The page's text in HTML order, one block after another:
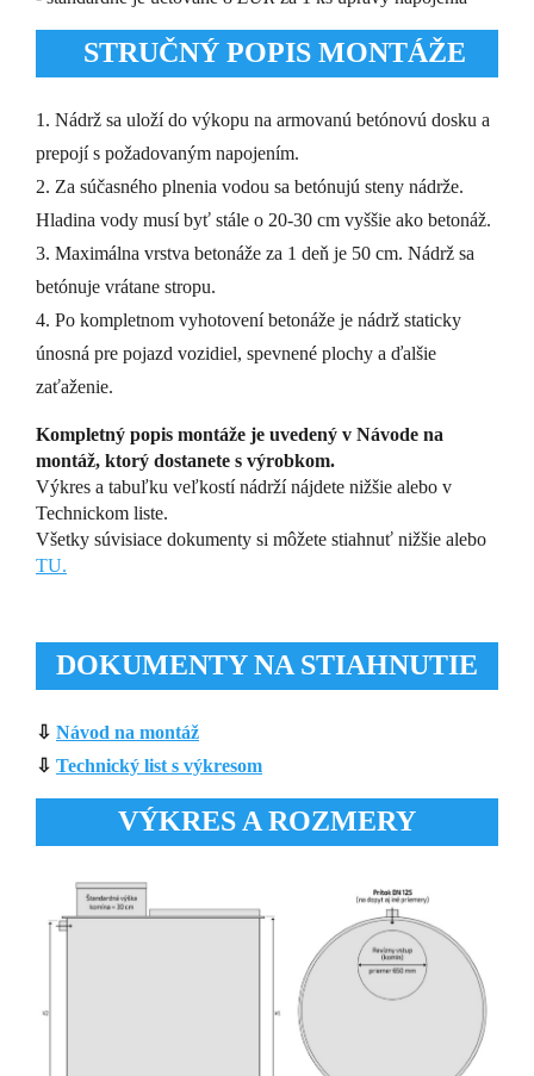
STRUČNÝ POPIS MONTÁŽE
1. Nádrž sa uloží do výkopu na armovanú betónovú dosku a
prepojí s požadovaným napojením.
2. Za súčasného plnenia vodou sa betónujú steny nádrže.
Hladina vody musí byť stále o 20-30 cm vyššie ako betonáž.
3. Maximálna vrstva betonáže za 1 deň je 50 cm. Nádrž sa
betónuje vrátane stropu.
4. Po kompletnom vyhotovení betonáže je nádrž staticky
únosná pre pojazd vozidiel, spevnené plochy a ďalšie
zaťaženie.
Kompletný popis montáže je uvedený v Návode na
montáž, ktorý dostanete s výrobkom.
Výkres a tabuľku veľkostí nádrží nájdete nižšie alebo v
Technickom liste.
Všetky súvisiace dokumenty si môžete stiahnuť nižšie alebo
TU.
DOKUMENTY NA STIAHNUTIE
⇩ Návod na montáž
⇩ Technický list s výkresom
VÝKRES A ROZMERY